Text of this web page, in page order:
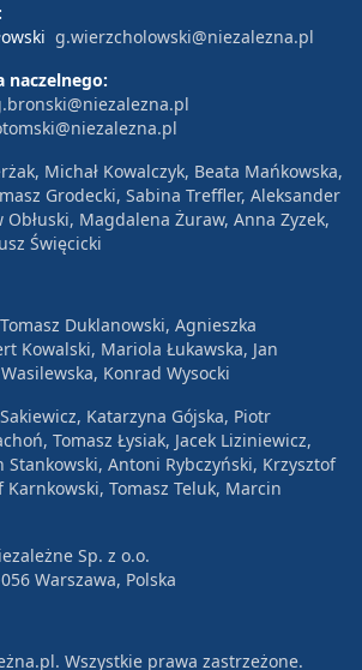
g.wierzcholowski@niezalezna.pl
naczelnego:
Michał Kowalczyk, Beata Mańkowska,
Grodecki, Sabina Treffler, Aleksander
Obłuski, Magdalena Żuraw, Anna Zyzek,
Święcicki
Tomasz Duklanowski, Agnieszka
Kowalski, Mariola Łukawska, Jan
Konrad Wysocki
Katarzyna Gójska, Piotr
Tomasz Łysiak, Jacek Liziniewicz,
Stankowski, Antoni Rybczyński, Krzysztof
Karnkowski, Tomasz Teluk, Marcin
Sp. z o.o.
Warszawa, Polska
Wszystkie prawa zastrzeżone.